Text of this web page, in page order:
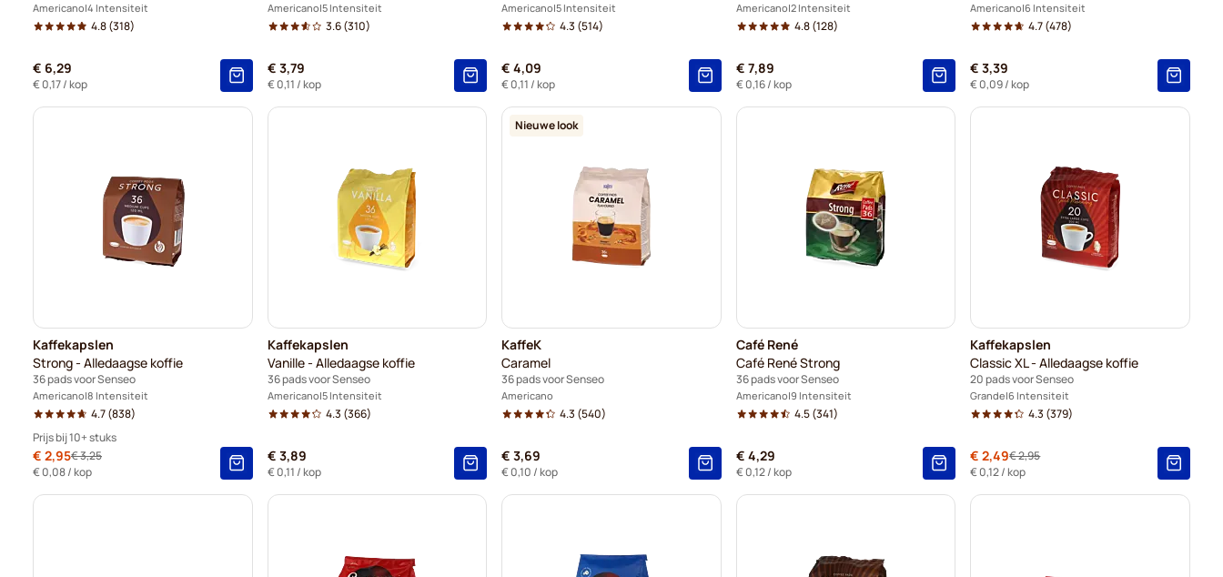
Americano 4 Intensiteit
4.8(318)
€ 6,29
€ 0,17/ kop
Americano 5 Intensiteit
3.6(310)
€ 3,79
€ 0,11 / kop
Americano 5 Intensiteit
4.3 (514)
€ 4,09
€ 0,11 / kop
Americano 2 Intensiteit
4.8(128)
€ 7,89
€ 0,16/ kop
Americano 6 Intensiteit
4.7(478)
€ 3,39
€ 0,09/ kop
Kaffekapslen
Strong - Alledaagse koffie
36 pads voor Senseo
Americano 8 Intensiteit
4.7(838)
Prijs bij 10+ stuks
Speciale prijs
€ 2,95Normale prijs
€ 3,25
€ 0,08/ kop
5+ =€ 3,10 -5%
10+
Kaffekapslen
Vanille - Alledaagse koffie
36 pads voor Senseo
Americano 5 Intensiteit
4.3 (366)
€ 3,89
€ 0,11 / kop
Nieuwe look
KaffeK
Caramel
36 pads voor Senseo
Americano
4.3 (540)
€ 3,69
€ 0,10 / kop
Café René
Café René Strong
36 pads voor Senseo
Americano 9 Intensiteit
4.5(341)
€ 4,29
€ 0,12/ kop
Kaffekapslen
Classic XL - Alledaagse koffie
20 pads voor Senseo
Grande 6 Intensiteit
4.3 (379)
Speciale prijs
€ 2,49Normale prijs
€ 2,95
€ 0,12/ kop